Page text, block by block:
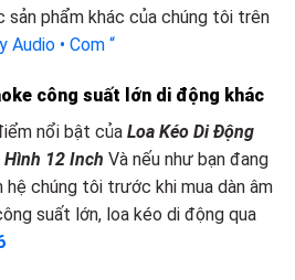
sản phẩm khác của chúng tôi trên
Audio • Com “
công suất lớn d i động khác
nổi bật của Loa Kéo Di Động
Hình 12 Inch Và nếu như bạn đang
hệ chúng tôi trước khi mua dàn âm
suất lớn, loa kéo di động qua